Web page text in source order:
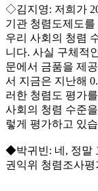
◇김지영: 저희가
기관 청렴도제도
우리 사회의 청렴
니다. 사실 구체적
문에서 금품을 제
서 지금은 지난해
러한 청렴도 평가
사회의 청렴 수준
렇게 평가하고 있
◆박귀빈: 네, 정말
권익위 청렴조사